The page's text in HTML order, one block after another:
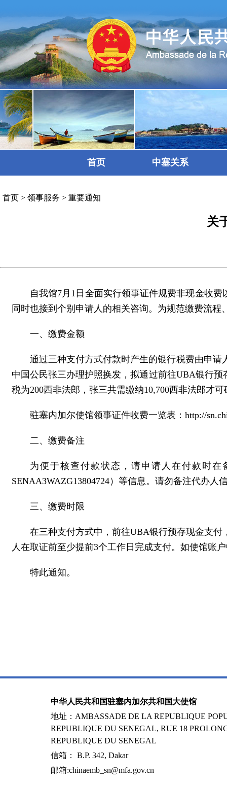
首页 中塞关系
首页 > 领事服务 > 重要通知
关
自我馆7月1日全面实行领事证件规费非现金收
同时也接到个别申请人的相关咨询。为规范缴费流
一、缴费金额
通过三种支付方式付款时产生的银行税费由申
中国公民张三办理护照换发，拟通过前往UBA银行
税为200西非法郎，张三共需缴纳10,700西非法郎才
驻塞内加尔使馆领事证件收费一览表：http://
二、缴费备注
为便于核查付款状态，请申请人在付款时在
SENAA3WAZG13804724）等信息。请勿备注代办
三、缴费时限
在三种支付方式中，前往UBA银行预存现金支付
人在取证前至少提前3个工作日完成支付。如使馆账
特此通知。
中华人民共和国驻塞内加尔共和国大使馆
地址：AMBASSADE DE LA REPUBLIQUE
REPUBLIQUE DU SENEGAL, RUE 18
REPUBLIQUE DU SENEGAL
信箱： B.P. 342, Dakar
邮箱:chinaemb_sn@mfa.gov.cn